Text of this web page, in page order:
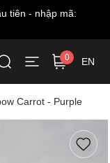
tiên - nhập mã:
0 EN
Carrot - Purple